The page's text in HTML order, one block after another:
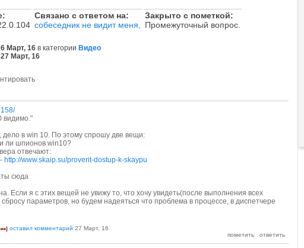
связано с ответом на:
собеседник не видит меня,
закрыто с пометкой:
Промежуточный вопрос.
Март, 16 в категории Видео
27 Март, 16
видимо."
в win 10. По этому спрошу две вещи:
ли шпионов win10?
отвечают:
http://www.skaip.su/proverit-dostup-k-skaypu
сюда
Если я с этих вещей не увижу то, что хочу увидеть(после выполнения всех
параметров, но будем надеяться что проблема в процессе, в диспетчере
оставил комментарий 27 Март, 16